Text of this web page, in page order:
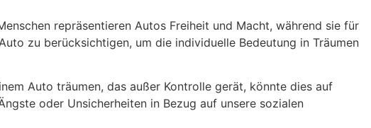
repräsentieren Autos Freiheit und Macht, während sie für
zu berücksichtigen, um die individuelle Bedeutung in Träumen
Auto träumen, das außer Kontrolle gerät, könnte dies auf
oder Unsicherheiten in Bezug auf unsere sozialen